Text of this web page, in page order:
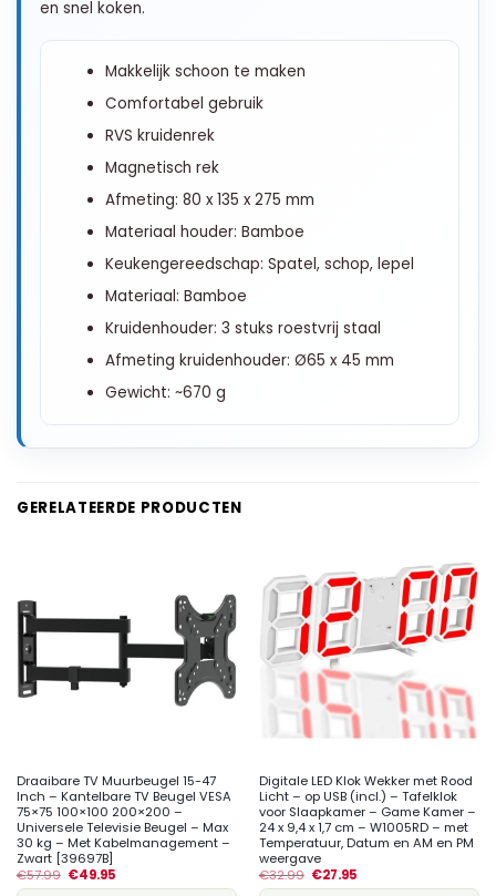
en snel koken.
Makkelijk schoon te maken
Comfortabel gebruik
RVS kruidenrek
Magnetisch rek
Afmeting: 80 x 135 x 275 mm
Materiaal houder: Bamboe
Keukengereedschap: Spatel, schop, lepel
Materiaal: Bamboe
Kruidenhouder: 3 stuks roestvrij staal
Afmeting kruidenhouder: Ø65 x 45 mm
Gewicht: ~670 g
GERELATEERDE PRODUCTEN
Draaibare TV Muurbeugel 15-47
Inch – Kantelbare TV Beugel VESA
75×75 100×100 200×200 –
Universele Televisie Beugel – Max
30 kg – Met Kabelmanagement –
Zwart [39697B]
€57.99 €49.95
Digitale LED Klok Wekker met Rood
Licht – op USB (incl.) – Tafelklok
voor Slaapkamer – Game Kamer –
24 x 9,4 x 1,7 cm – W1005RD – met
Temperatuur, Datum en AM en PM
weergave
€32.99 €27.95